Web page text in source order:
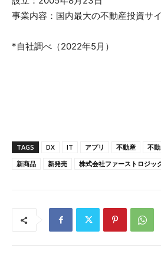
事業内容：国内最大の不動産投資サ
*自社調べ（2022年5月）
TAGS DX IT アプリ 不動産 不
新商品
新発売 株式会社ファーストロジッ